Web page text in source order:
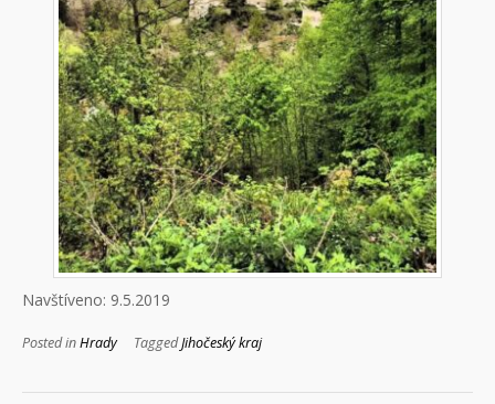
Navštíveno: 9.5.2019
Posted inHrady TaggedJihočeský kraj